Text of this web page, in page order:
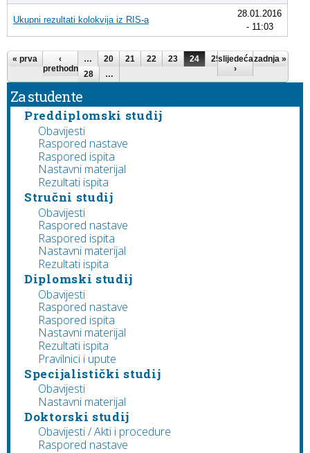
Ukupni rezultati kolokvija iz RIS-a
28.01.2016
- 11:03
Pages
« prva
‹
prethodna
… 20 21 22 23 24 25 26
27
28
…
slijedeća
›
zadnja »
Za studente
Preddiplomski studij
Obavijesti
Raspored nastave
Raspored ispita
Nastavni materijal
Rezultati ispita
Stručni studij
Obavijesti
Raspored nastave
Raspored ispita
Nastavni materijal
Rezultati ispita
Diplomski studij
Obavijesti
Raspored nastave
Raspored ispita
Nastavni materijal
Rezultati ispita
Pravilnici i upute
Specijalistički studij
Obavijesti
Nastavni materijal
Doktorski studij
Obavijesti / Akti i procedure
Raspored nastave